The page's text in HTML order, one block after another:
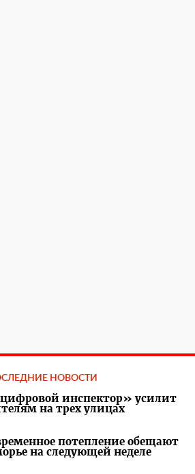
НОВОСТИ
инспектор» усилит
на трех улицах
потепление обещают
на следующей неделе